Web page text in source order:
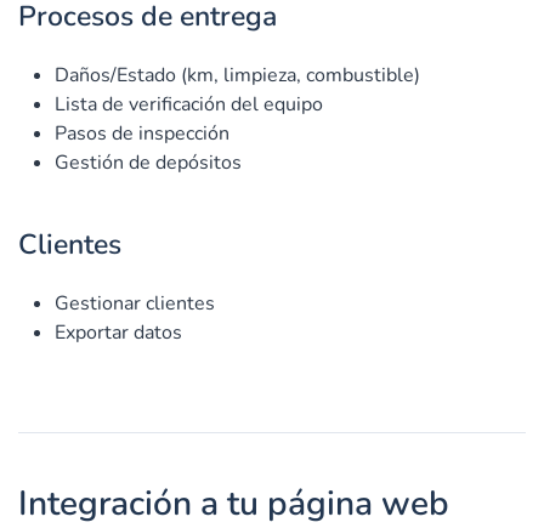
Procesos de entrega
Daños/Estado (km, limpieza, combustible)
Lista de verificación del equipo
Pasos de inspección
Gestión de depósitos
Clientes
Gestionar clientes
Exportar datos
Integración a tu página web